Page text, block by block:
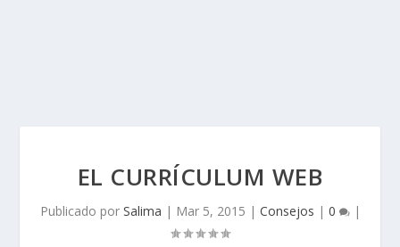
EL CURRÍCULUM WEB
Publicado por Salima | Mar 5, 2015 | Consejos | 0 |